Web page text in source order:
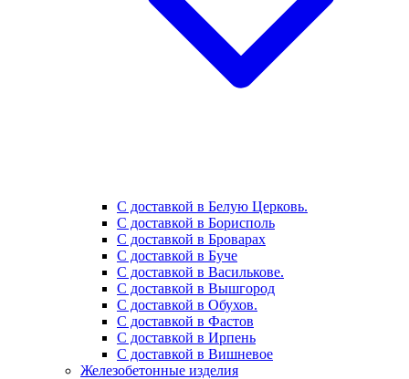
С доставкой в Белую Церковь.
С доставкой в Борисполь
С доставкой в Броварах
С доставкой в Буче
С доставкой в Василькове.
С доставкой в Вышгород
С доставкой в Обухов.
С доставкой в Фастов
С доставкой в Ирпень
С доставкой в Вишневое
Железобетонные изделия